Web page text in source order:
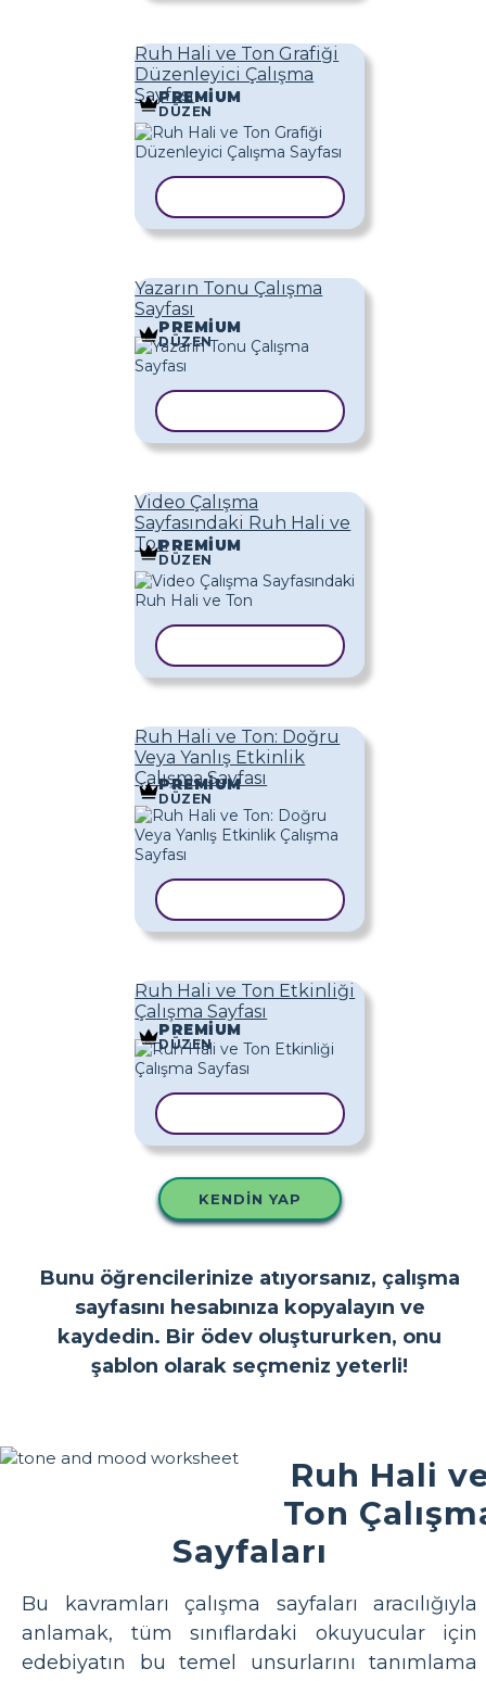
Ruh Hali ve Ton Grafiği
Düzenleyici Çalışma
Sayfası
PREMIUM
DÜZEN
Yazarın Tonu Çalışma
Sayfası
PREMIUM
DÜZEN
Video Çalışma
Sayfasındaki Ruh Hali ve
TonPREMIUM
DÜZEN
Ruh Hali ve Ton: Doğru
Veya Yanlış Etkinlik
Çalışma Sayfası
PREMIUM
DÜZEN
Ruh Hali ve Ton Etkinliği
Çalışma Sayfası
PREMIUM
DÜZEN
KENDIN YAP
Bunu öğrencilerinize atıyorsanız, çalışma
sayfasını hesabınıza kopyalayın ve
kaydedin. Bir ödev oluştururken, onu
şablon olarak seçmeniz yeterli!
Ruh Hali
Ton
Sayfaları
Bu kavramları çalışma sayfaları aracılığıyla
anlamak, tüm sınıflardaki okuyucular için
edebiyatın bu temel unsurlarını tanımlama